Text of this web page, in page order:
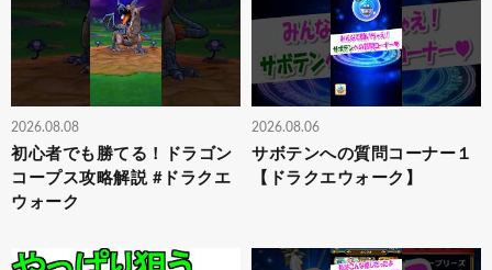
2026.08.08
初心者でも勝てる！ドラゴン
コープス攻略解説 #ドラクエ
ウォーク
2026.08.06
サボテンへの質問コーナー１
【ドラクエウォーク】